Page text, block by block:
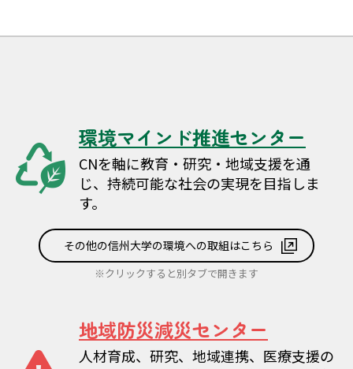
環境マインド推進センター
CNを軸に教育・研究・地域支援を通
じ、持続可能な社会の実現を目指しま
す。
その他の信州大学の環境への取組はこちら
※クリックすると別タブで開きます
地域防災減災センター
人材育成、研究、地域連携、医療支援の